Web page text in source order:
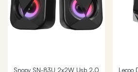
Snopy SN-83U 2x2W Usb 2.0
Lecoo